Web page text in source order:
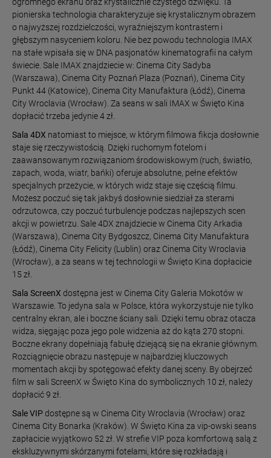
pionierska technologia charakteryzuje się krystalicznym obrazem
o najwyższej rozdzielczości, wyraźniejszym kontrastem i
głębszym nasyceniem koloru. Nie bez powodu technologia IMAX
na stałe wpisała się w DNA pasjonatów kinematografii na całym
świecie. Sale IMAX znajdziecie w: Cinema City Sadyba
(Warszawa), Cinema City Poznań Plaza (Poznań), Cinema City
Punkt 44 (Katowice), Cinema City Manufaktura (Łódź), Cinema
City Wroclavia (Wrocław). Za seans w sali IMAX w Święto Kina
dopłacić trzeba jedynie 4 zł.
Sala 4DX natomiast to miejsce, w którym filmowa fikcja dosłownie
staje się rzeczywistością. Dzięki ruchomym fotelom i
zaawansowanym rozwiązaniom środowiskowym (ruch, światło,
zapach, woda, wiatr, bańki) oferuje absolutne, pełne efektów
specjalnych przeżycie, w których widz staje się częścią filmu.
Możesz poczuć się tak jakbyś dosłownie siedział za sterami
odrzutowca, czy poczuć turbulencje podczas najlepszych scen
akcji w powietrzu. Sale 4DX znajdziecie w Cinema City Arkadia
(Warszawa), Cinema City Bydgoszcz, Cinema City Manufaktura
(Łódź), Cinema City Felicity (Lublin) oraz Cinema City Wroclavia
(Wrocław), a za seans w tej technologii w Święto Kina dopłacicie
15 zł.
Sala ScreenX dostępna jest w Cinema City Galeria Mokotów w
Warszawie. To jedyna sala w Polsce, która wykorzystuje nie tylko
centralny ekran, ale i boczne ściany sali. Dzięki temu obraz otacza
widza, sięgając poza jego pole widzenia aż do kąta 270 stopni.
Boczne ekrany dopełniają fabułę dziejącą się na ekranie głównym.
Rozciągnięcie obrazu następuje w najbardziej kluczowych
momentach akcji by spotęgować efekty danej sceny. By obejrzeć
film w sali ScreenX w Święto Kina do symbolicznych 10 zł, należy
dopłacić 9 zł.
Sale VIPdostępne są w Cinema City Wroclavia (Wrocław) oraz
Cinema City Bonarka (Kraków). W Święto Kina za vip-owski seans
zapłacicie wyjątkowo 52 zł. W strefie VIP poza komfortową salą z
ekskluzywnymi skórzanymi fotelami, które się rozkładają i